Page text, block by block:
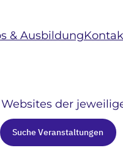
& Ausbildung
der
Suche Veranstaltungen